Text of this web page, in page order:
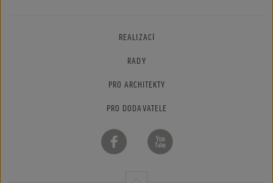
REALIZACÍ
RADY
PRO ARCHITEKTY
PRO DODAVATELE